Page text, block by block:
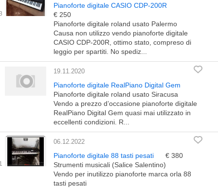
Pianoforte digitale CASIO CDP-200R
€ 250
Pianoforte digitale roland usato Palermo
Causa non utilizzo vendo pianoforte digitale
CASIO CDP-200R, ottimo stato, compreso di
leggio per spartiti. No spediz...
19.11.2020
Pianoforte digitale RealPiano Digital Gem
Pianoforte digitale roland usato Siracusa
Vendo a prezzo d’occasione pianoforte digitale
RealPiano Digital Gem quasi mai utilizzato in
eccellenti condizioni. R...
06.12.2022
Pianoforte digitale 88 tasti pesati
€ 380
Strumenti musicali (Salice Salentino)
Vendo per inutilizzo pianoforte marca orla 88
tasti pesati